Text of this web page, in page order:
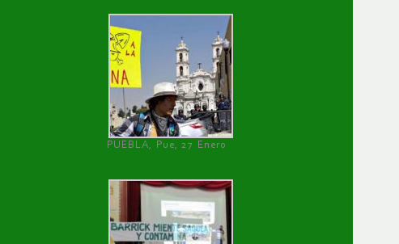
PUEBLA, Pue, 27 Enero